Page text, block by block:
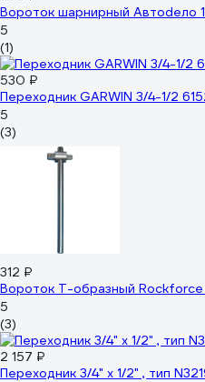
Вороток шарнирный Автоdело
5
(1)
530 ₽
Переходник GARWIN 3/4-1/2
5
(3)
312 ₽
Вороток Т-образный
5
(3)
2 157 ₽
Переходник 3/4" x 1/2" , тип